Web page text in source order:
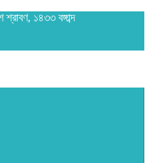
১৪৩৩ বঙ্গাব্দ